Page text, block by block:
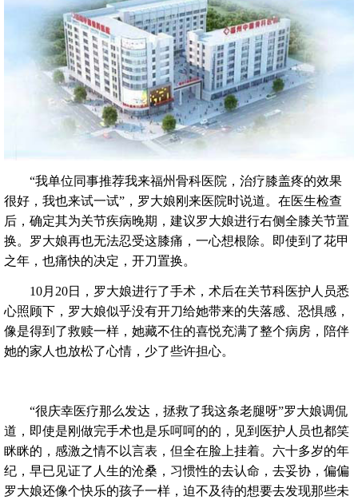
“我单位同事推荐我来福州骨科医院，治疗膝盖疼的效果
很好，我也来试一试”，罗大娘刚来医院时说道。在医生检查
后，确定其为关节疾病晚期，建议罗大娘进行右侧全膝关节置
换。罗大娘再也无法忍受这膝痛，一心想根除。即使到了花甲
之年，也痛快的决定，开刀置换。
10月20日，罗大娘进行了手术，术后在关节科医护人员悉
心照顾下，罗大娘似乎没有开刀给她带来的失落感、恐惧感，
像是得到了救赎一样，她藏不住的喜悦充满了整个病房，陪伴
她的家人也放松了心情，少了些许担心。
“很庆幸医疗那么发达，拯救了我这条老腿呀”罗大娘调侃
道，即使是刚做完手术也是乐呵呵的的，见到医护人员也都笑
眯眯的，感激之情不以言表，但全在脸上挂着。六十多岁的年
纪，早已见证了人生的沧桑，习惯性的去认命，去妥协，偏偏
罗大娘还像个快乐的孩子一样，迫不及待的想要去发现那些未